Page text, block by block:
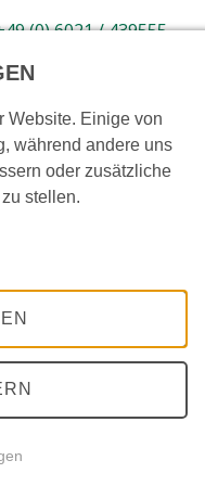
(0) 6021 / 439555-
Aktionsartikel
Grey, spaltrau,
gespalten
Website. Einige von
während andere uns
oder zusätzliche
stellen.